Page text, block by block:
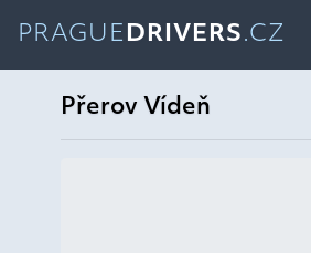
PRAGUE DRIVERS.CZ
Přerov Vídeň